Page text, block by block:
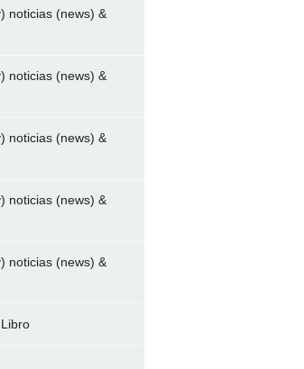
noticias (news) &
noticias (news) &
noticias (news) &
noticias (news) &
noticias (news) &